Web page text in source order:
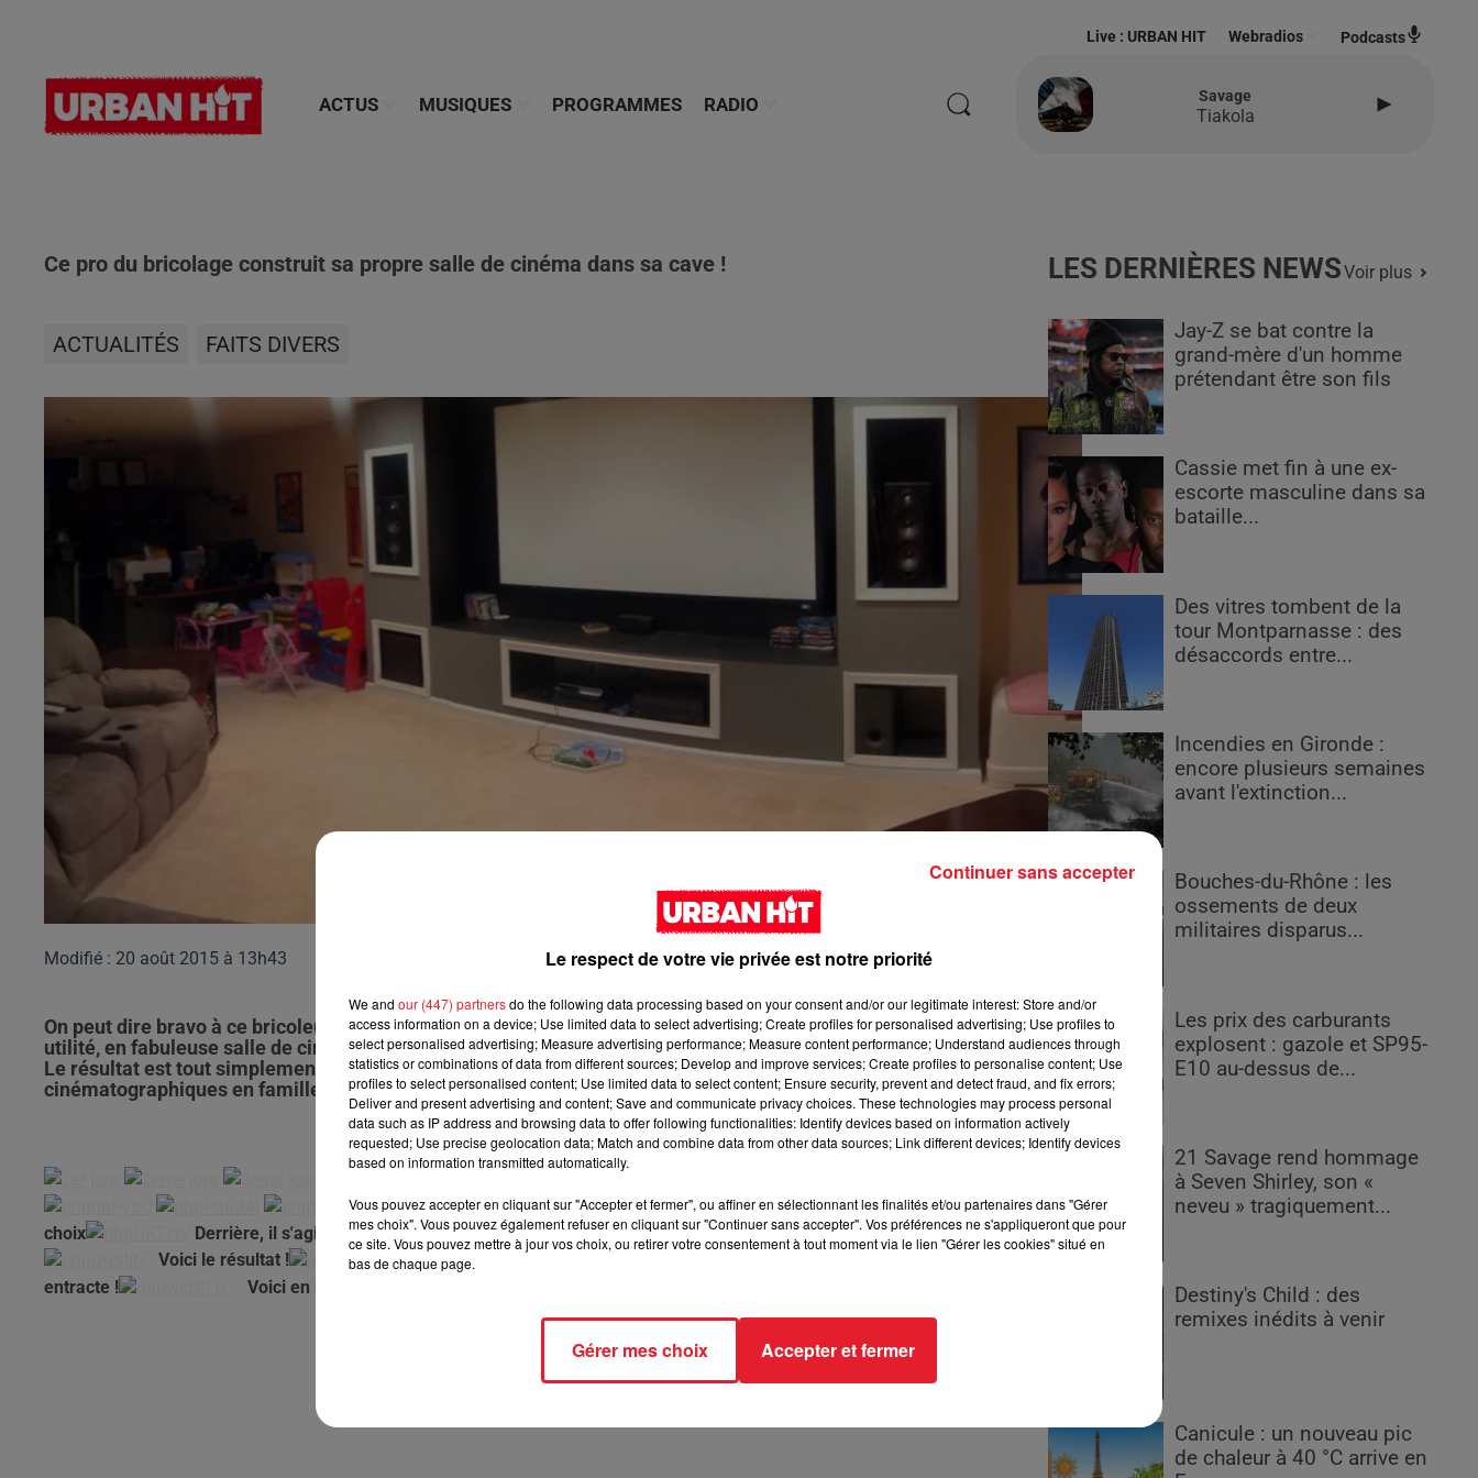
ACTUS MUSIQUES PROGRAMMES RADIO
Live : URBAN HIT Webradios Podcasts
Savage
Tiakola
Ce pro du bricolage construit sa propre salle de cinéma dans sa cave !
ACTUALITÉS FAITS DIVERS
Modifié : 20 août 2015 à 13h43
On peut dire bravo à ce bricoleur du dimanche pour avoir transformé sa cave qui n'avait autrefois aucune
utilité, en fabuleuse salle de cinéma ! Ce homme nous livre les photos de ses travaux, au fur et à mesure...
Le résultat est tout simplement époustouflant ! Rien de tel pour passer de supers moments
cinématographiques en famille ou entre amis...
Ah le vidéoprojecteur... Très chiant à installer mais bon, pas le
choix
Derrière, il s'agit du bar construit de toute pièce par l'as du bricolage
Sympa vu du bar !
Voici le résultat !
entracte !
Voici en bonus le lit de princesse que le bricoleur a construit pour sa fille !
LES DERNIÈRES NEWSVoir plus
Jay-Z se bat contre la
grand-mère d'un homme
prétendant être son fils
Cassie met fin à une ex-
escorte masculine dans sa
bataille...
Des vitres tombent de la
tour Montparnasse : des
désaccords entre...
Incendies en Gironde :
encore plusieurs semaines
avant l'extinction...
Bouches-du-Rhône : les
ossements de deux
militaires disparus...
Les prix des carburants
explosent : gazole et SP95-
E10 au-dessus de...
21 Savage rend hommage
à Seven Shirley, son «
neveu » tragiquement...
Destiny's Child : des
remixes inédits à venir
Canicule : un nouveau pic
de chaleur à 40 °C arrive en
Le respect de votre vie privée est notre priorité
We and our (447) partnersdo the following data processing based on your consent and/or our legitimate interest: Store and/or
access information on a device; Use limited data to select advertising; Create profiles for personalised advertising; Use profiles to
select personalised advertising; Measure advertising performance; Measure content performance; Understand audiences through
statistics or combinations of data from different sources; Develop and improve services; Create profiles to personalise content; Use
profiles to select personalised content; Use limited data to select content; Ensure security, prevent and detect fraud, and fix errors;
Deliver and present advertising and content; Save and communicate privacy choices. These technologies may process personal
data such as IP address and browsing data to offer following functionalities: Identify devices based on information actively
requested; Use precise geolocation data; Match and combine data from other data sources; Link different devices; Identify devices
based on information transmitted automatically.
Vous pouvez accepter en cliquant sur "Accepter et fermer", ou affiner en sélectionnant les finalités et/ou partenaires dans "Gérer
mes choix". Vous pouvez également refuser en cliquant sur "Continuer sans accepter". Vos préférences ne s'appliqueront que pour
ce site. Vous pouvez mettre à jour vos choix, ou retirer votre consentement à tout moment via le lien "Gérer les cookies" situé en
bas de chaque page.
Gérer mes choix Accepter et fermer
Continuer sans accepter